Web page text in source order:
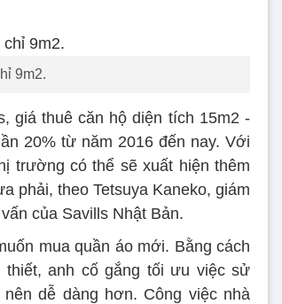
9m2.
giá thuê căn hộ diện tích 15m2 -
20% từ năm 2016 đến nay. Với
trường có thể sẽ xuất hiện thêm
phải, theo Tetsuya Kaneko, giám
của Savills Nhật Bản.
mua quần áo mới. Bằng cách
thiết, anh cố gắng tối ưu việc sử
dễ dàng hơn. Công việc nhà